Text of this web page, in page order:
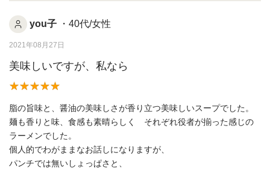
you子 ・40代/女性
2021年08月27日
美味しいですが、私なら
脂の旨味と、醤油の美味しさが香り立つ美味しいスープでした。
麺も香りと味、食感も素晴らしく それぞれ役者が揃った感じの
ラーメンでした。
個人的でわがままなお話しになりますが、
パンチでは無いしょっぱさと、